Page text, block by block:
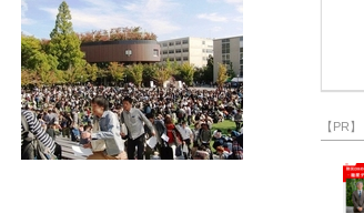
【PR】